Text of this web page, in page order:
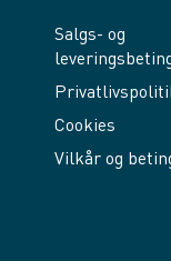
Salgs- og
Cookies
Vilkår og